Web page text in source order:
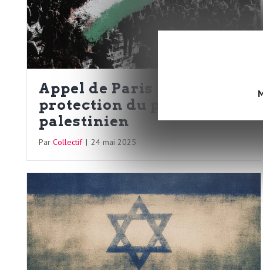
L
a
L
e
t
t
r
Appel de Paris pour la
protection du peuple
palestinien
Par Collectif | 24 mai 2025